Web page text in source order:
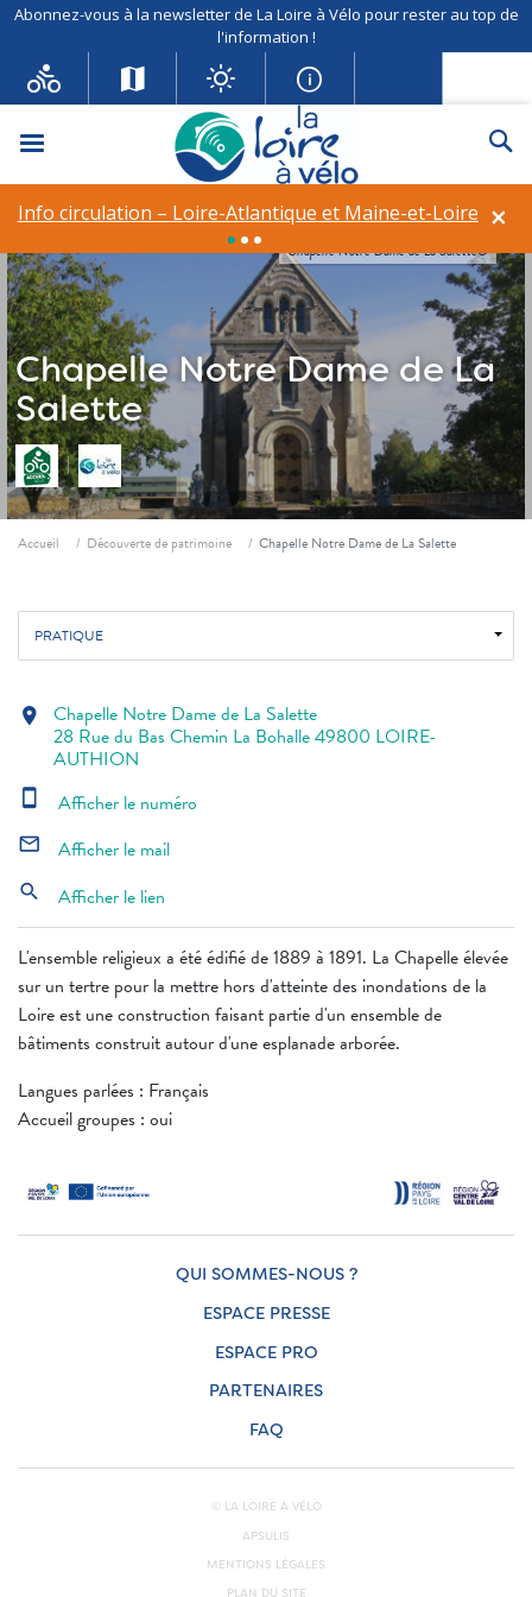
Abonnez-vous à la newsletter de La Loire à Vélo pour rester au top de
l'information !
Menu
×
Info circulation – Loire-Atlantique et Maine-et-Loire
Chapelle Notre Dame de La
Salette
Chapelle Notre Dame de La Salette©
Fil d'ariane
Accueil Découverte de patrimoine Chapelle Notre Dame de La Salette
PRATIQUE
​L'ensemble religieux a été édifié de 1889 à 1891. La Chapelle élevée
sur un tertre pour la mettre hors d'atteinte des inondations de la
Loire est une construction faisant partie d'un ensemble de
bâtiments construit autour d'une esplanade arborée.
Langues parlées : Français
Accueil groupes : oui
location_on Chapelle Notre Dame de La Salette
28 Rue du Bas Chemin La Bohalle 49800 LOIRE-
AUTHION
smartphone Afficher le numéro
mail_outline Afficher le mail
search Afficher le lien
QUI SOMMES-NOUS ?
ESPACE PRESSE
ESPACE PRO
PARTENAIRES
FAQ
© LA LOIRE À VÉLO
APSULIS
MENTIONS LÉGALES
PLAN DU SITE